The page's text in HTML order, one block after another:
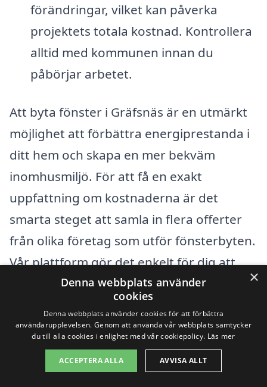
förändringar, vilket kan påverka
projektets totala kostnad. Kontrollera
alltid med kommunen innan du
påbörjar arbetet.
Att byta fönster i Gräfsnäs är en utmärkt
möjlighet att förbättra energiprestanda i
ditt hem och skapa en mer bekväm
inomhusmiljö. För att få en exakt
uppfattning om kostnaderna är det
smarta steget att samla in flera offerter
från olika företag som utför fönsterbyten.
Vår plattform gör det enkelt för dig att
hitta professionella hantverkare i ditt
område, som kan ge dig en tydlig
prisuppgift baserat på dina specifika
behov.
×
Denna webbplats använder
cookies
Denna webbplats använder cookies för att förbättra
användarupplevelsen. Genom att använda vår webbplats samtycker
du till alla cookies i enlighet med vår cookiepolicy. Läs mer
ACCEPTERA ALLA AVVISA ALLT